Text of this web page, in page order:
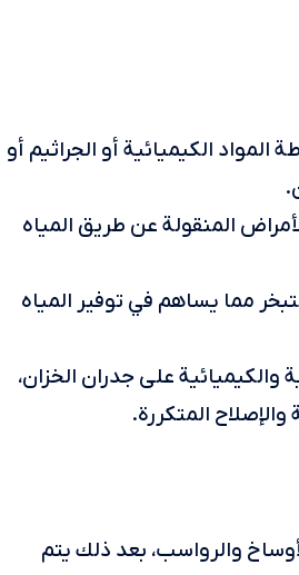
الكيميائية أو الجراثيم أو
المنقولة عن طريق المياه
مما يساهم في توفير المياه
والكيميائية على جدران الخزان،
المتكررة.
والرواسب، بعد ذلك يتم